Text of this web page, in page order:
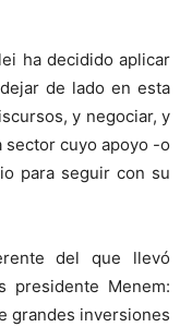
ha decidido aplicar
de lado en esta
y negociar, y
sector cuyo apoyo -o
para seguir con su
del que llevó
presidente Menem:
grandes inversiones